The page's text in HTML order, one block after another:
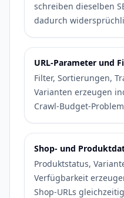
schreiben dieselben
dadurch
URL-Parameter und
Filter, Sortierungen,
Varianten erzeugen
Crawl-Budget-
Shop- und
Produktstatus,
Verfügbarkeit
Shop-URLs